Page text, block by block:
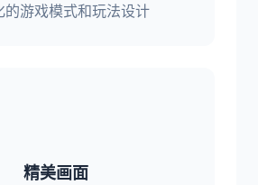
的游戏模式和玩法设计
精美画面